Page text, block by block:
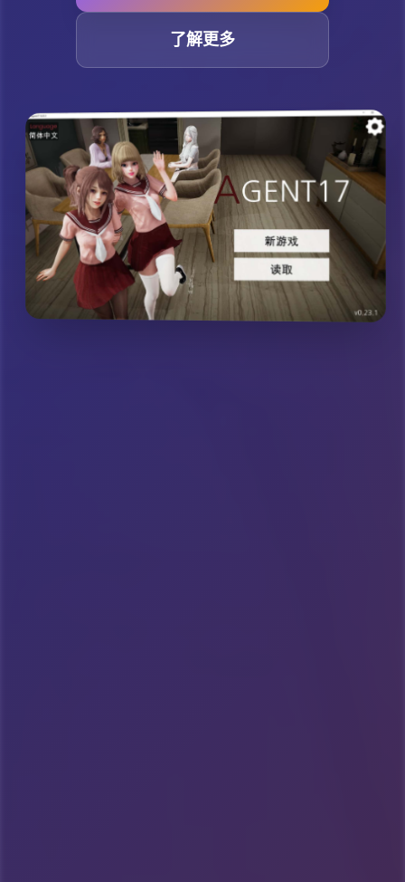
了解更多